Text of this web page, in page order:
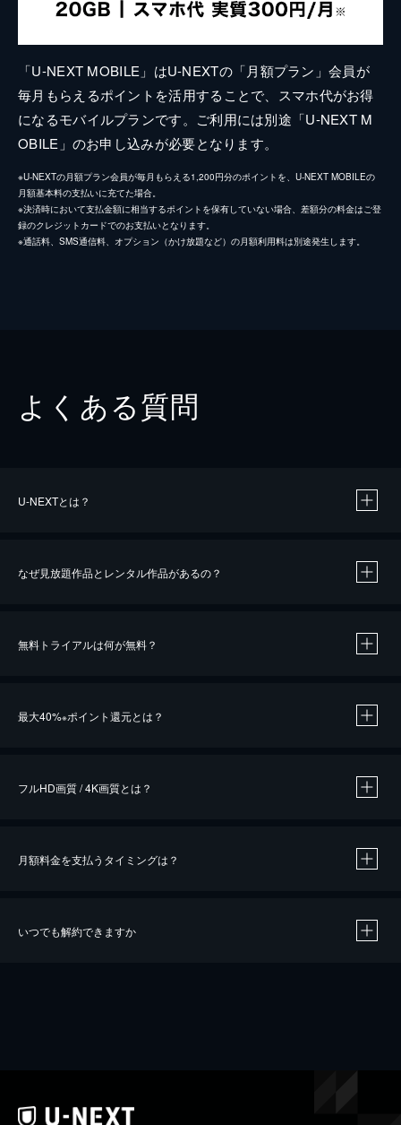
「U-NEXT MOBILE」はU-NEXTの「月額プラン」会員が
毎月もらえるポイントを活用することで、スマホ代がお得
になるモバイルプランです。ご利用には別途「U-NEXT M
OBILE」のお申し込みが必要となります。
※U-NEXTの月額プラン会員が毎月もらえる1,200円分のポイントを、U-NEXT MOBILEの
月額基本料の支払いに充てた場合。
※決済時において支払金額に相当するポイントを保有していない場合、差額分の料金はご登
録のクレジットカードでのお支払いとなります。
※通話料、SMS通信料、オプション（かけ放題など）の月額利用料は別途発生します。
よくある質問
U-NEXTとは？
なぜ見放題作品とレンタル作品があるの？
無料トライアルは何が無料？
最大40%※ポイント還元とは？
※40％ポイント還元の対象は、クレジットカード決済による作品の購入 / レンタルです。
フルHD画質 / 4K画質とは？
月額料金を支払うタイミングは？
いつでも解約できますか